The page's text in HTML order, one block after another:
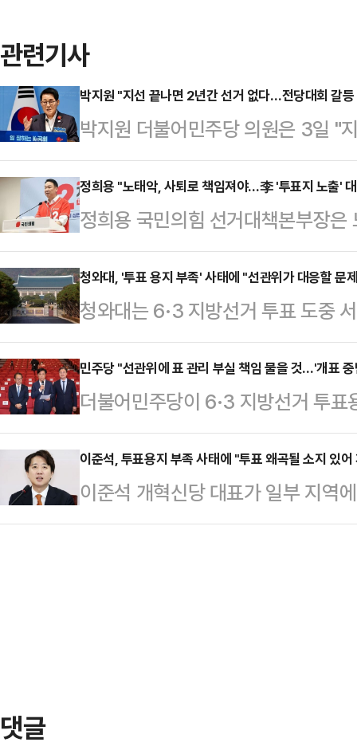
관련기사
박지원 "지선 끝나면 2년간 선거 없다…전당대회 갈
박지원 더불어민주당 의원은 3일 "
고, 이재명 정부도 2·3년 차를 맞이
부 갈등 가능성을 경계했다.박지원
"이재명 대통령에게는 향후 2년간
임"이라며 이같이 밝혔다.그는 "이
당대표, 대권주자 운운하며 당이 갈
적했다.그러면서 "세상천지에 21세
에서 왔는가"라며 "지…
정희용 "노태악, 사퇴로 책임져야…李 '투표지 노출'
정희용 국민의힘 선거대책본부장
해 "당장 거취를 밝히고 사퇴로 책
정 본부장은 3일 입장문을 통해 "투
위협하는 엄중한 사안"이라며 이같
거 관리와 현장의 혼란 상황은 사과
면서 "최종 책임자인 노 위원장이
기려 하는 것이라면 국민적 분노만
표소에서 대기 중인 유…
청와대, '투표 용지 부족' 사태에 "선관위가 대응할 문
청와대는 6·3 지방선거 투표 도중
가 발생한 것과 관련해 "선거관리
와대 관계자는 3일 밤 언론 공지를
강남구, 광진구, 송파구 등 일부 투
대기하는 상황이 벌어졌다.일부 투
에도 대기가 이어지기도 했다.선관
울 송파구 12곳, 강남구 1곳, 광진
족 사…
민주당 "선관위에 표 관리 부실 책임 물을 것…'개표
더불어민주당이 6·3 지방선거 투
원회의 표 관리 부실 행위에 대한 "
힘의 개표 중단 요구는 "일고의 가
사무총장은 3일 국회의원회관 대
17곳에서 투표용지 부족 사태가 발
이준석, 투표용지 부족 사태에 "투표 왜곡될 소지 있
이준석 개혁신당 대표가 일부 지역
"우선 개표를 중지하고 중앙선거관
댓글